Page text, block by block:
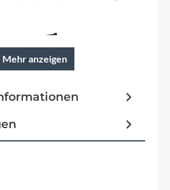
Rahmen
Comfort Geometry, Fully
Mehr anzeigen